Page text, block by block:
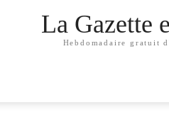
La Gazette
Hebdomadaire gratuit